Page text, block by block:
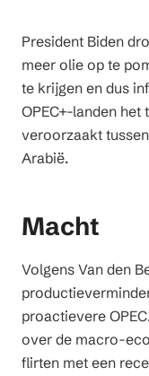
President Biden
meer olie op te
te krijgen en dus
OPEC+-landen
veroorzaakt
Arabië.
Macht
Volgens Van den
proactievere
over de macro-
flirten met een